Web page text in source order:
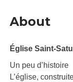
About
Église Saint-
Un peu d’histoire
L’église,